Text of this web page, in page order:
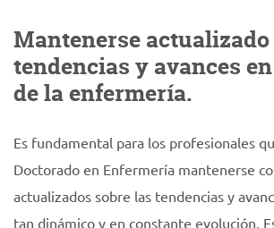
Mantenerse actualizado
tendencias y avances
de la enfermería.
Es fundamental para los profesionales
Doctorado en Enfermería mantenerse
actualizados sobre las tendencias y
tan dinámico y en constante evolución.